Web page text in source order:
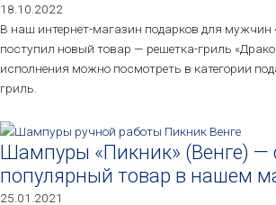
18.10.2022
В наш интернет-магазин подарков для мужчин
поступил новый товар — решетка-гриль
исполнения можно посмотреть в категории
гриль.
Шампуры «Пикник» (Венге) —
популярный товар в нашем
25.01.2021